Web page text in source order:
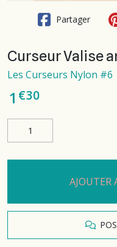
Partager
Curseur Valise
Les Curseurs Nylon #6
1 €30
AJOUTER